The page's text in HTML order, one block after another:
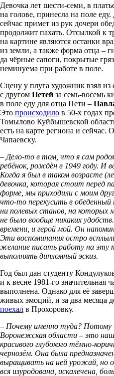
Девочка лет шести-семи, в
на голове, принесла на поле
сейчас примет из рук дочери
продолжит пахать. Отсылкой к
на картине являются останки
из земли, а также форма отца –
да чёрные сапоги, покрытые
неминуема при работе в поле.
Сцену у плуга художник взял из
с другом Петей за семь-восемь
в поле еду для отца Пети –
Это происходило в 50-х годах
Томылово Куйбышевской
есть на карте региона и сейчас.
Чапаевску.
– Дело-то в том, что я сам
ребёнок, рождён в 1949 году. И
Когда я был в таком возрасте
девочка, которая стоит перед
форме, мы приходили с моим
что-то перекусить в обеденный
ни полевых станов, на которых
не было вообще никаких
времени, и герой мой. Он
Эти воспоминания остро
желание писать работу на эту
выполнять дипломный эскиз.
Год был дан студенту
и к весне 1981-го значительная
выполнена. Однако для её
живых эмоций, и за два месяца
поехал в Прохоровку.
– Почему именно туда? Потому
Воронежская области – это
красивого глубокого тёмно-
чернозём. Она была
выращивать на ней урожай, но
вся изуродована, искалечена,